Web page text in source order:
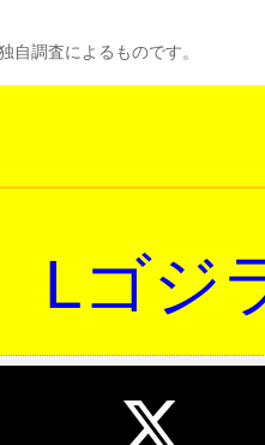
調査によるものです。
Lゴジ